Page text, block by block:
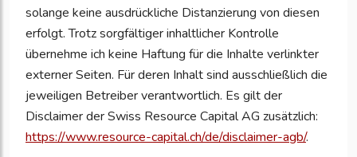
solange keine ausdrückliche Distanzierung von diesen
erfolgt. Trotz sorgfältiger inhaltlicher Kontrolle
übernehme ich keine Haftung für die Inhalte verlinkter
externer Seiten. Für deren Inhalt sind ausschließlich die
jeweiligen Betreiber verantwortlich. Es gilt der
Disclaimer der Swiss Resource Capital AG zusätzlich:
https://www.resource-capital.ch/de/disclaimer-agb/.